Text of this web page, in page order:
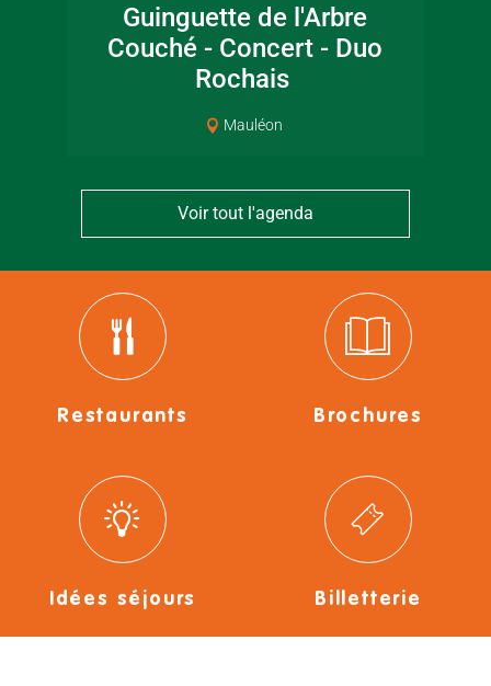
Guinguette de l'Arbre
Couché - Concert - Duo
Rochais
Mauléon
Voir tout l'agenda
Restaurants Brochures
Idées séjours Billetterie